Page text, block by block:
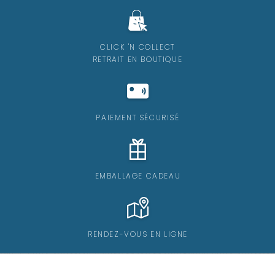
CLICK 'N COLLECT
RETRAIT EN BOUTIQUE
PAIEMENT SÉCURISÉ
EMBALLAGE CADEAU
RENDEZ-VOUS EN LIGNE